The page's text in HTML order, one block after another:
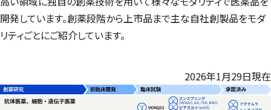
開発しています。創薬段階から上市品まで主な自社創製品をモダ
リティごとにご紹介しています。
2026年1月29日現在